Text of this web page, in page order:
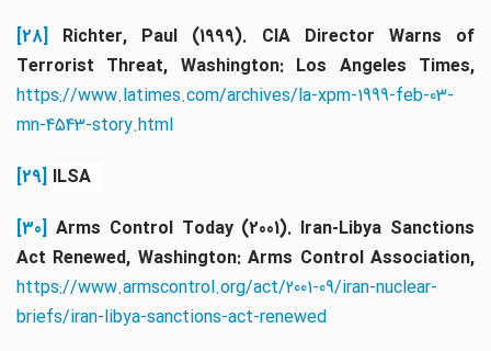
[28] Richter, Paul (1999). CIA Director Warns of
Terrorist Threat, Washington: Los Angeles Times,
https://www.latimes.com/archives/la-xpm-1999-feb-03-
mn-4543-story.html
[29] ILSA
[30] Arms Control Today (2001). Iran-Libya Sanctions
Act Renewed, Washington: Arms Control Association,
https://www.armscontrol.org/act/2001-09/iran-nuclear-
briefs/iran-libya-sanctions-act-renewed